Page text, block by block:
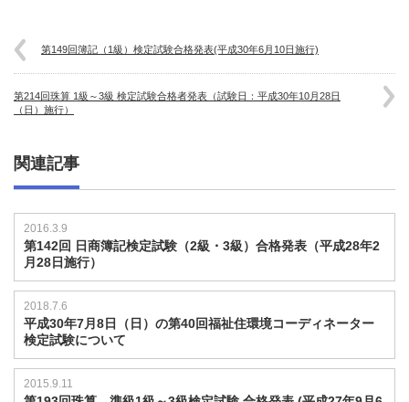
第149回簿記（1級）検定試験合格発表(平成30年6月10日施行)
第214回珠算 1級～3級 検定試験合格者発表（試験日：平成30年10月28日
（日）施行）
関連記事
2016.3.9
第142回 日商簿記検定試験（2級・3級）合格発表（平成28年2
月28日施行）
2018.7.6
平成30年7月8日（日）の第40回福祉住環境コーディネーター
検定試験について
2015.9.11